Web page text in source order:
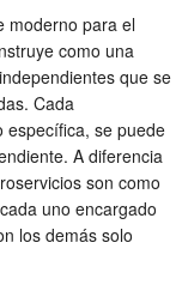
moderno para el
como una
que se
Cada
específica, se puede
A diferencia
son como
uno encargado
los demás solo